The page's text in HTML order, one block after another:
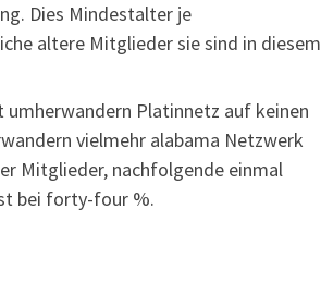
Dies Mindestalter je
altere Mitglieder sie sind in diesem
Platinnetz auf keinen
vielmehr alabama Netzwerk
Mitglieder, nachfolgende einmal
bei forty-four %.